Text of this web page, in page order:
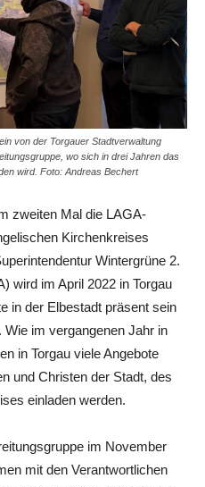
von der Torgauer Stadtverwaltung
wo sich in drei Jahren das
wird. Foto: Andreas Bechert
zweiten Mal die LAGA-
Kirchenkreises
Wintergrüne 2.
wird im April 2022 in Torgau
in der Elbestadt präsent sein
im vergangenen Jahr in
in Torgau viele Angebote
und Christen der Stadt, des
einladen werden.
im November
mit den Verantwortlichen